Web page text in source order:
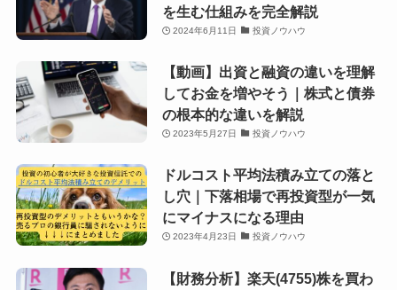
を生む仕組みを完全解説
2024年6月11日 投資ノウハウ
【動画】出資と融資の違いを理解
してお金を増やそう｜株式と債券
の根本的な違いを解説
2023年5月27日 投資ノウハウ
ドルコスト平均法積み立ての落と
し穴｜下落相場で再投資型が一気
にマイナスになる理由
2023年4月23日 投資ノウハウ
【財務分析】楽天(4755)株を買わ